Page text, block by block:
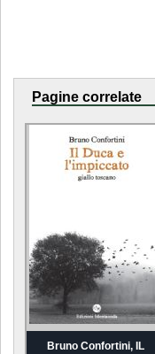
Pagine correlate
Bruno Confortini, IL